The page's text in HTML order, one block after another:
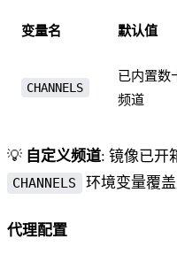
变量名 默认值
CHANNELS
已内置数
频道
💡 自定义频道: 镜像已开
CHANNELS 环境变量覆盖
代理配置